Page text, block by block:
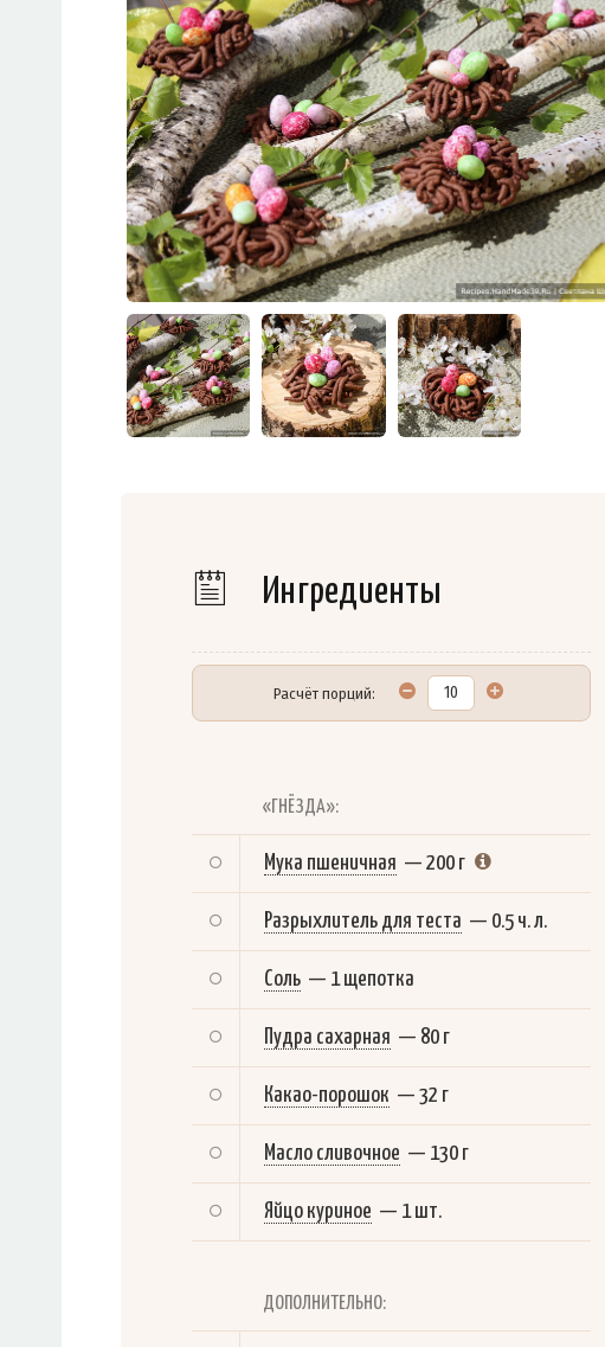
Ингредиенты
Расчёт порций:
«ГНЁЗДА»:
Мука пшеничная — 200 г
Разрыхлитель для теста — 0.5 ч. л.
Соль — 1 щепотка
Пудра сахарная — 80 г
Какао-порошок — 32 г
Масло сливочное — 130 г
Яйцо куриное — 1 шт.
ДОПОЛНИТЕЛЬНО: